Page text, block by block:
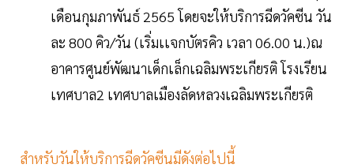
เดือนกุมภาพันธ์ 2565 โดยจะให้บริการฉีดวัคซีน วัน
ละ 800 คิว/วัน (เริ่มเเจกบัตรคิว เวลา 06.00 น.)ณ
อาคารศูนย์พัฒนาเด็กเล็กเฉลิมพระเกียรติ โรงเรียน
เทศบาล2 เทศบาลเมืองลัดหลวงเฉลิมพระเกียรติ
สำหรับวันให้บริการฉีดวัคซีนมีดังต่อไปนี้